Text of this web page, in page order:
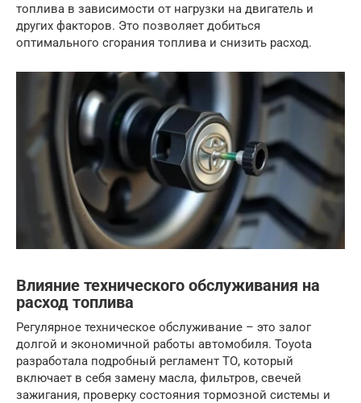
топлива в зависимости от нагрузки на двигатель и
других факторов. Это позволяет добиться
оптимального сгорания топлива и снизить расход.
Влияние технического обслуживания на
расход топлива
Регулярное техническое обслуживание – это залог
долгой и экономичной работы автомобиля. Toyota
разработала подробный регламент ТО, который
включает в себя замену масла, фильтров, свечей
зажигания, проверку состояния тормозной системы и